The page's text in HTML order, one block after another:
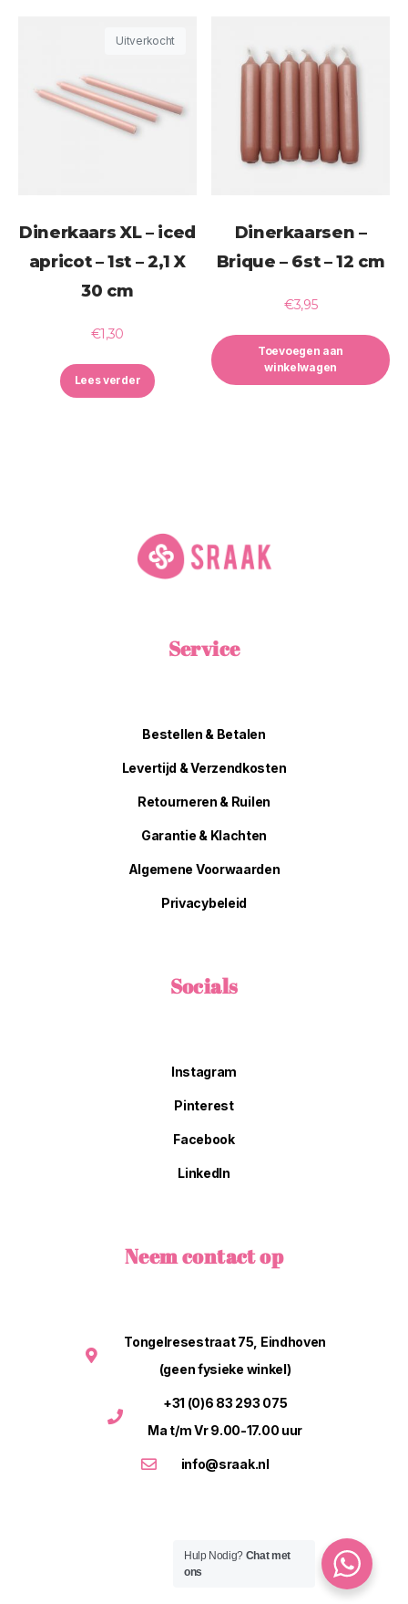
Uitverkocht
Dinerkaars XL – iced
apricot – 1st – 2,1 X
30 cm
€1,30
Lees verder
Dinerkaarsen –
Brique – 6st – 12 cm
€3,95
Toevoegen aan
winkelwagen
Service
Bestellen & Betalen
Levertijd & Verzendkosten
Retourneren & Ruilen
Garantie & Klachten
Algemene Voorwaarden
Privacybeleid
Socials
Instagram
Pinterest
Facebook
LinkedIn
Neem contact op
Tongelresestraat 75, Eindhoven
(geen fysieke winkel)
+31 (0)6 83 293 075
Ma t/m Vr 9.00-17.00 uur
info@sraak.nl
Hulp Nodig? Chat met
ons